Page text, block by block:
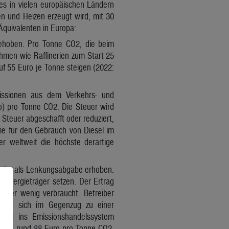
in vielen europäischen Ländern
und Heizen erzeugt wird, mit 30
in Europa:
Pro Tonne CO2, die beim
wie Raffinerien zum Start 25
55 Euro je Tonne steigen (2022:
aus dem Verkehrs- und
pro Tonne CO2. Die Steuer wird
abgeschafft oder reduziert,
für den Gebrauch von Diesel im
weltweit die höchste derartige
als Lenkungsabgabe erhoben.
Energieträger setzen. Der Ertrag
wenig verbraucht. Betreiber
sie sich im Gegenzug zu einer
ins Emissionshandelssystem